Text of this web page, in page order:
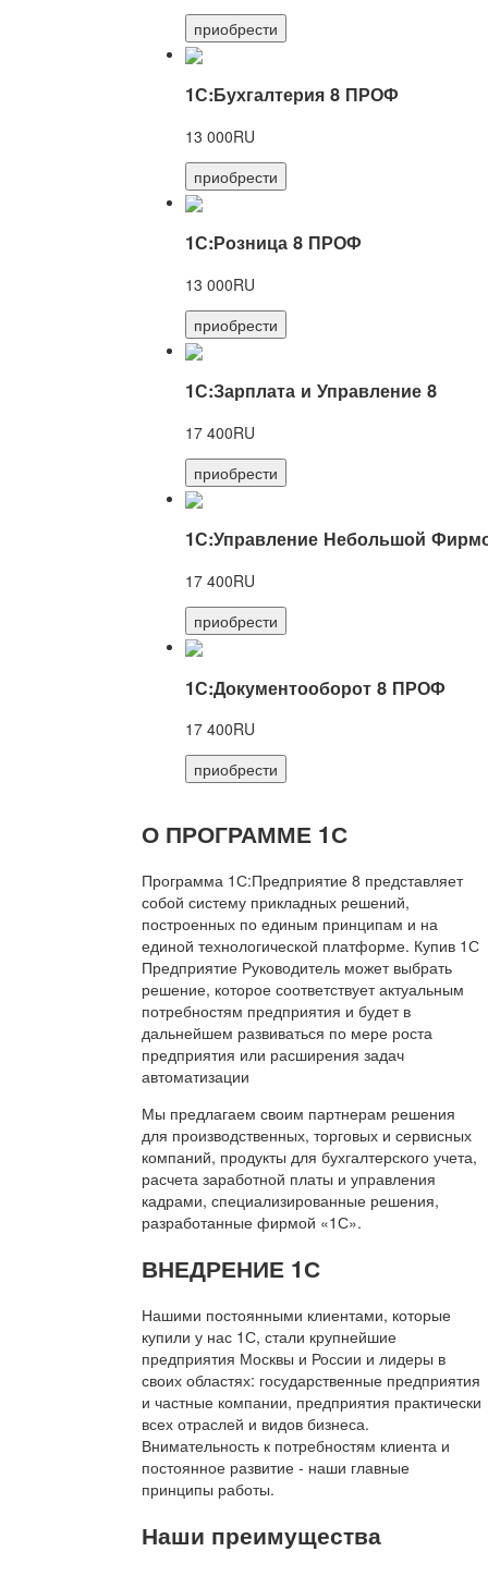
приобрести
1С:Бухгалтерия 8 ПРОФ
13 000RU
приобрести
1С:Розница 8 ПРОФ
13 000RU
приобрести
1С:Зарплата и Управление 8
17 400RU
приобрести
1С:Управление Небольшой
17 400RU
приобрести
1С:Документооборот 8 ПРОФ
17 400RU
приобрести
О ПРОГРАММЕ 1С
Программа 1С:Предприятие 8 представляет
собой систему прикладных решений,
построенных по единым принципам и на
единой технологической платформе. Купив 1С
Предприятие Руководитель может выбрать
решение, которое соответствует актуальным
потребностям предприятия и будет в
дальнейшем развиваться по мере роста
предприятия или расширения задач
автоматизации
Мы предлагаем своим партнерам решения
для производственных, торговых и сервисных
компаний, продукты для бухгалтерского учета,
расчета заработной платы и управления
кадрами, специализированные решения,
разработанные фирмой «1С».
ВНЕДРЕНИЕ 1С
Нашими постоянными клиентами, которые
купили у нас 1С, стали крупнейшие
предприятия Москвы и России и лидеры в
своих областях: государственные предприятия
и частные компании, предприятия практически
всех отраслей и видов бизнеса.
Внимательность к потребностям клиента и
постоянное развитие - наши главные
принципы работы.
Наши преимущества